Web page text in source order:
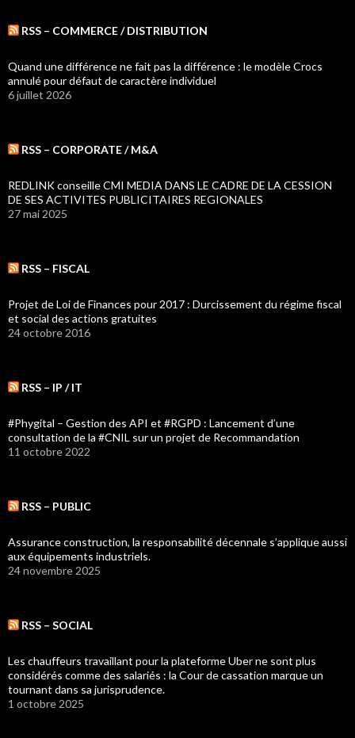
RSS – COMMERCE / DISTRIBUTION
Quand une différence ne fait pas la différence : le modèle Crocs
annulé pour défaut de caractère individuel
6 juillet 2026
RSS – CORPORATE / M&A
REDLINK conseille CMI MEDIA DANS LE CADRE DE LA CESSION
DE SES ACTIVITES PUBLICITAIRES REGIONALES
27 mai 2025
RSS – FISCAL
Projet de Loi de Finances pour 2017 : Durcissement du régime fiscal
et social des actions gratuites
24 octobre 2016
RSS – IP / IT
#Phygital – Gestion des API et #RGPD : Lancement d’une
consultation de la #CNIL sur un projet de Recommandation
11 octobre 2022
RSS – PUBLIC
Assurance construction, la responsabilité décennale s’applique aussi
aux équipements industriels.
24 novembre 2025
RSS – SOCIAL
Les chauffeurs travaillant pour la plateforme Uber ne sont plus
considérés comme des salariés : la Cour de cassation marque un
tournant dans sa jurisprudence.
1 octobre 2025